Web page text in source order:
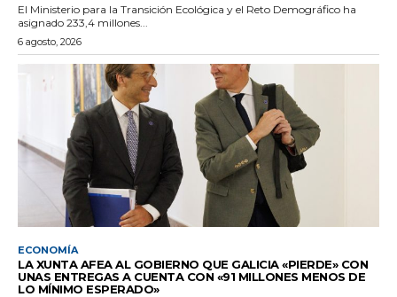
El Ministerio para la Transición Ecológica y el Reto Demográfico ha
asignado 233,4 millones...
6 agosto, 2026
ECONOMÍA
LA XUNTA AFEA AL GOBIERNO QUE GALICIA «PIERDE» CON
UNAS ENTREGAS A CUENTA CON «91 MILLONES MENOS DE
LO MÍNIMO ESPERADO»